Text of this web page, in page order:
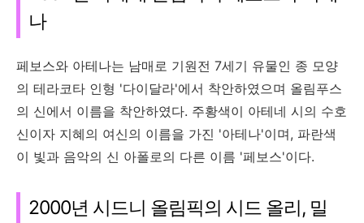
나
페보스와 아테나는 남매로 기원전 7세기 유물인 종 모양
의 테라코타 인형 '다이달라'에서 착안하였으며 올림푸스
의 신에서 이름을 착안하였다. 주황색이 아테네 시의 수호
신이자 지혜의 여신의 이름을 가진 '아테나'이며, 파란색
이 빛과 음악의 신 아폴로의 다른 이름 '페보스'이다.
2000년 시드니 올림픽의 시드 올리, 밀